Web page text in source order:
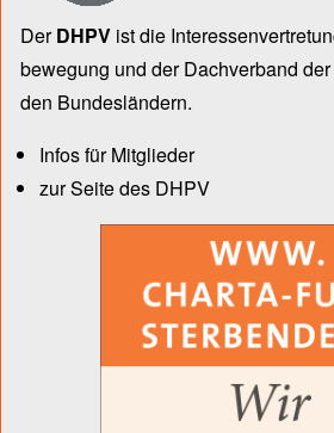
DerDHPV ist die
bewegung und der Dach­verband
den Bun­des­län­dern.
Infos für Mitglieder
zur Seite des DHPV